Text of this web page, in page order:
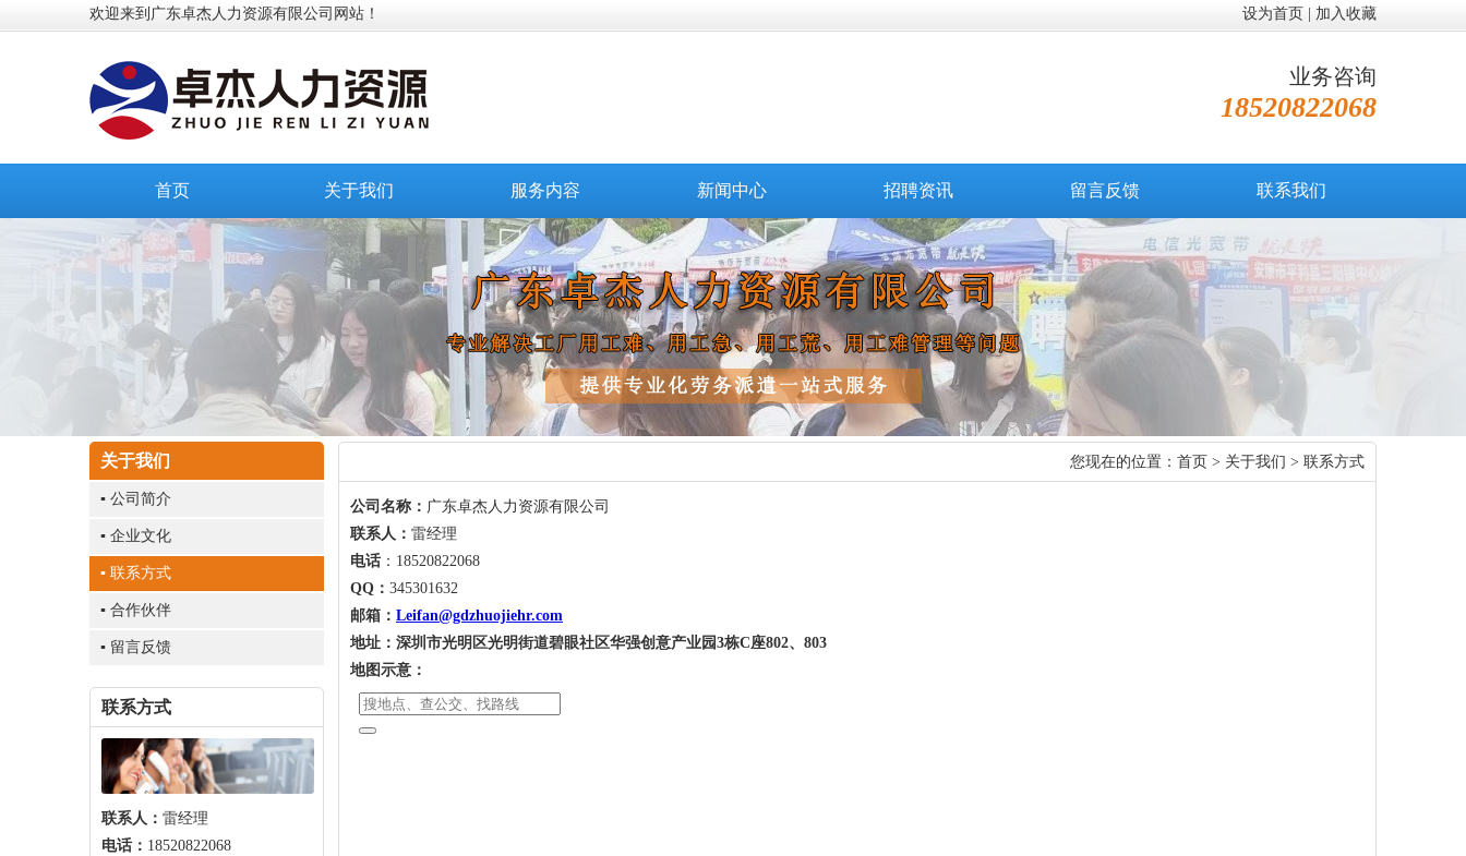
欢迎来到广东卓杰人力资源有限公司网站！ 设为首页 加入收藏
业务咨询
18520822068
首页 关于我们 服务内容 新闻中心 招聘资讯 留言反馈 联系我们
关于我们
▪ 公司简介
▪ 企业文化
▪ 联系方式
▪ 合作伙伴
▪ 留言反馈
联系方式
联系人： 雷经理
电话： 18520822068
您现在的位置： 首页 > 关于我们 > 联系方式
公司名称： 广东卓杰人力资源有限公司
联系人： 雷经理
电话 ：18520822068
QQ： 345301632
邮箱： Leifan@gdzhuojiehr.com
地址： 深圳市光明区光明街道碧眼社区华强创意产业园3栋C座802、803
地图示意：